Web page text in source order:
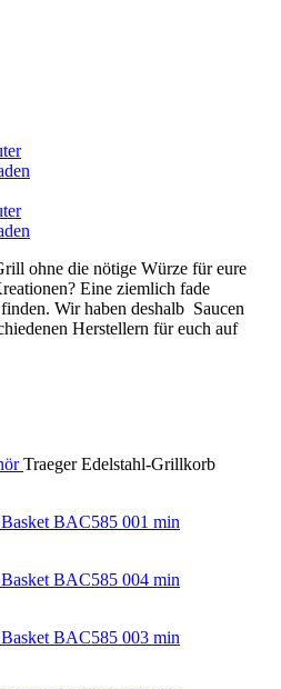
ohne die nötige Würze für eure
Eine ziemlich fade
Wir haben deshalb Saucen
Herstellern für euch auf
Traeger Edelstahl-Grillkorb